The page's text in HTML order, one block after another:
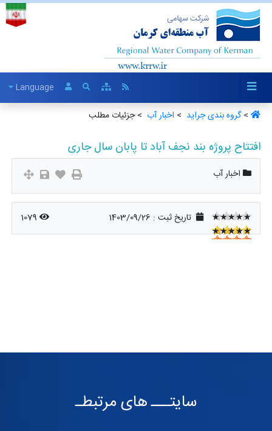
Language
>گروه بندی جراید ‏ > اخبار آب ‏ > جزئیات مطلب
افتتاح پروژه بند نجف آباد تا پابان سال جاری
اخبار آب
★★★★★
★★★★★
★★★★★
تاریخ ثبت : 1403/09/26
1079
سایتـــ های مرتبطـ